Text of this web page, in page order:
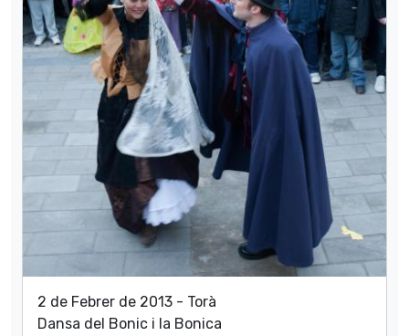
2 de Febrer de 2013 - Torà
Dansa del Bonic i la Bonica